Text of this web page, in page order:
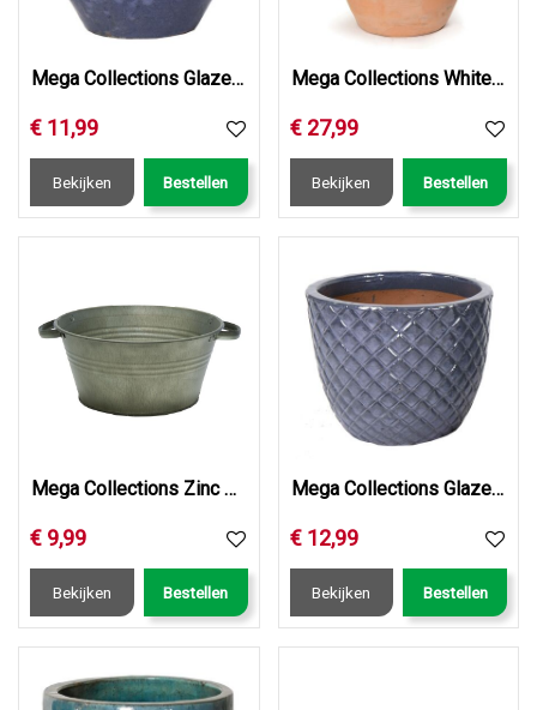
Mega Collections Glazed Belly Antique Grey D20H18
€ 11,99
Bekijken Bestellen
Mega Collections Whitewash Strawberry Pot 6cups D35H28.5
€ 27,99
Bekijken Bestellen
Mega Collections Zinc Vintage Green Con. Low w/handle D30H14
€ 9,99
Bekijken Bestellen
Mega Collections Glazed Egg Pineapple Antique Grey D22H18
€ 12,99
Bekijken Bestellen